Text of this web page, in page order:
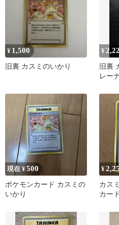
¥ 1,500
旧裏 カスミのいかり
¥
旧裏
レー
現在 ¥500
ポケモンカード カスミの
いかり
¥
カス
カー